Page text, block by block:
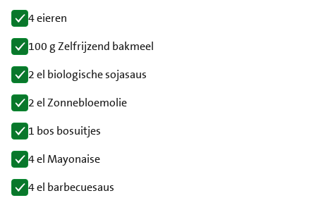
4 eieren
100 g Zelfrijzend bakmeel
2 el biologische sojasaus
2 el Zonnebloemolie
1 bos bosuitjes
4 el Mayonaise
4 el barbecuesaus